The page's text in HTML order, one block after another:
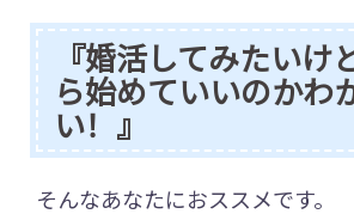
『婚活してみたいけ
ら始めていいのかわ
い！』
そんなあなたにおススメです。